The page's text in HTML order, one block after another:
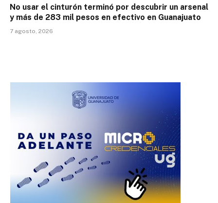
No usar el cinturón terminó por descubrir un arsenal
y más de 283 mil pesos en efectivo en Guanajuato
7 agosto, 2026